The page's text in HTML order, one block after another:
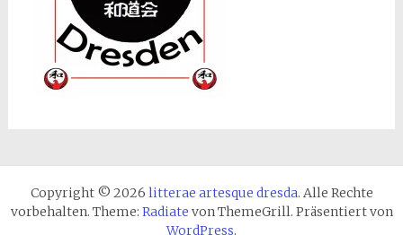
Copyright © 2026 litterae artesque dresda. Alle Rechte
vorbehalten. Theme: Radiate von ThemeGrill. Präsentiert von
WordPress.